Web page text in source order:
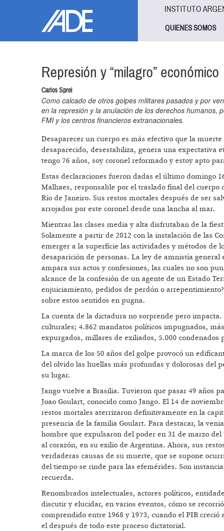
INSTITUTO
QUIENES SOMOS
Represión y “milagro” económico
Carlos Sprei
Como calcado de otros golpes militares pasados y por
en la represión y la anulación de los derechos humanos,
FMI y los centros financieros extranacionales.
Desaparecer un cuerpo es más efectivo que la
desaparecido, desestabiliza, genera una
tengo 76 años, soy coronel reformado y estoy apto
Estas declaraciones fueron dadas el último domingo
Malhaes, responsable por el traslado final del cuerpo
Río de Janeiro. Sus restos mortales después de ser
arrojados por este coronel desde una lancha al mar.
Mientras las clases media y alta disfrutaban de la
Solamente a partir de 2012 con la instalación de las
emerger a la superficie las actividades y métodos de
desaparición de personas. La ley de amnistía
ampara sus actos y confesiones, las cuales no son
alcance de la confesión de un agente de un Estado
enjuiciamiento, pedidos de perdón o
sobre estos sentidos en pugna.
La cuenta de la dictadura no sorprende pero
culturales; 4.862 mandatos políticos impugnados,
expurgados, millares de exiliados, 5.000
La marca de los 50 años del golpe provocó un
del olvido las huellas más profundas y dolorosas del
su lugar.
Jango vuelve a Brasilia. Tuvieron que pasar 49 años
Joao Goulart, conocido como Jango. El 14 de
restos mortales aterrizaron definitivamente en la
presencia de la familia Goulart. Para destacar, la
hombre que expulsaron del poder en 31 de marzo del
al corazón, en su exilio de Argentina. Ahora, sus
verdaderas causas de su muerte, que se supone
del tiempo se rinde para las efemérides. Son
recuerda.
Renombrados intelectuales, actores políticos,
discutir y elucidar, en varios eventos, cómo se
comprendido entre 1968 y 1973, cuando el PIB
el después de todo este proceso dictatorial.